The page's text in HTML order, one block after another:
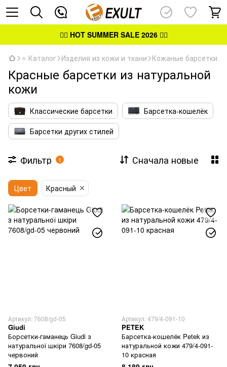
👉🏻 HOT SUMMER SALE 2026👈🏻
⭐ Каталог Изделия из кожи и ткани Кожаные барсетки
Красные барсетки из натуральной
кожи
Классические барсетки
Барсетка-кошелёк
Барсетки других стилей
Фильтр 1 Сначала новые
Цвет Красный
Артикул: 7608/gd-05
Giudi
Борсетки-гаманець Giudi з
натуральної шкіри 7608/gd-05
червоний
Артикул: 479/4-091-10
PETEK
Барсетка-кошелёк Petek из
натуральной кожи 479/4-091-
10 красная